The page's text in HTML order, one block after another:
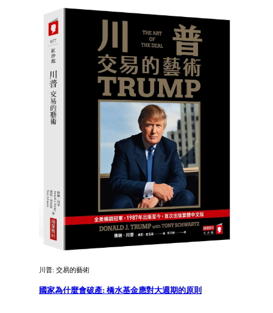
川普: 交易的藝術
國家為什麼會破產: 橋水基金應對大週期的原則